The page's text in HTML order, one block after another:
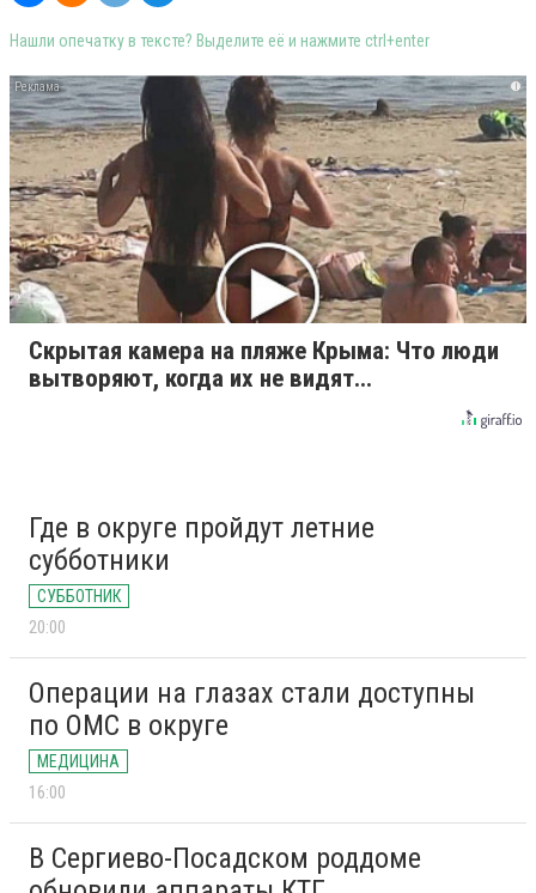
Нашли опечатку в тексте? Выделите её и нажмите ctrl+enter
i
Скрытая камера на пляже Крыма: Что люди
вытворяют, когда их не видят...
Где в округе пройдут летние
субботники
СУББОТНИК
20:00
Операции на глазах стали доступны
по ОМС в округе
МЕДИЦИНА
16:00
В Сергиево-Посадском роддоме